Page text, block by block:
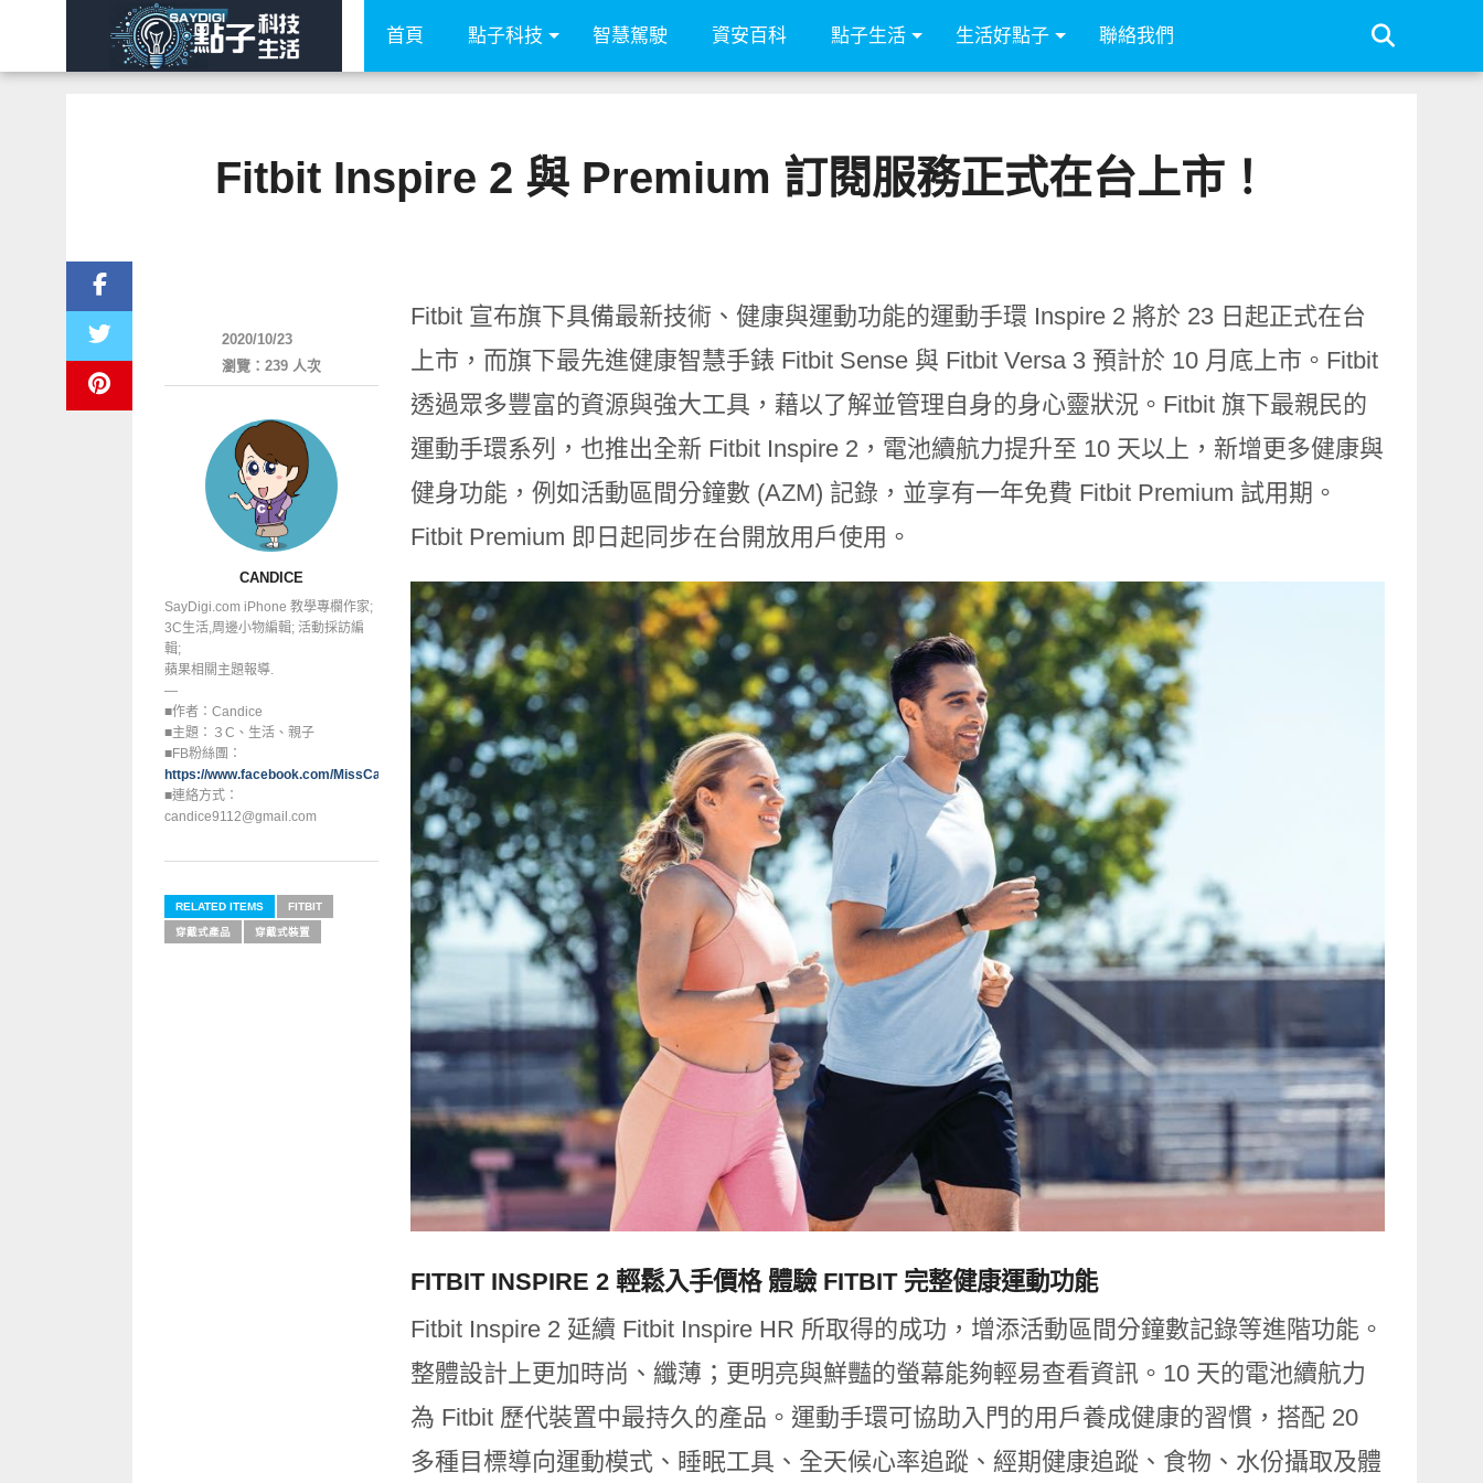
首頁 點子科技 智慧駕駛 資安百科 點子生活 生活好點子 聯絡我們
Fitbit Inspire 2 與 Premium 訂閱服務正式在台上市！
Fitbit 宣布旗下具備最新技術、健康與運動功能的運動手環 Inspire 2 將於 23 日起正式在台
上市，而旗下最先進健康智慧手錶 Fitbit Sense 與 Fitbit Versa 3 預計於 10 月底上市。Fitbit
透過眾多豐富的資源與強大工具，藉以了解並管理自身的身心靈狀況。Fitbit 旗下最親民的
運動手環系列，也推出全新 Fitbit Inspire 2，電池續航力提升至 10 天以上，新增更多健康與
健身功能，例如活動區間分鐘數 (AZM) 記錄，並享有一年免費 Fitbit Premium 試用期。
Fitbit Premium 即日起同步在台開放用戶使用。
FITBIT INSPIRE 2 輕鬆入手價格 體驗 FITBIT 完整健康運動功能
Fitbit Inspire 2 延續 Fitbit Inspire HR 所取得的成功，增添活動區間分鐘數記錄等進階功能。
整體設計上更加時尚、纖薄；更明亮與鮮豔的螢幕能夠輕易查看資訊。10 天的電池續航力
為 Fitbit 歷代裝置中最持久的產品。運動手環可協助入門的用戶養成健康的習慣，搭配 20
多種目標導向運動模式、睡眠工具、全天候心率追蹤、經期健康追蹤、食物、水份攝取及體
2020/10/23
瀏覽：239 人次
CANDICE
SayDigi.com iPhone 教學專欄作家;
3C生活,周邊小物編輯; 活動採訪編
輯;
蘋果相關主題報導.
—
■作者：Candice
■主題：３C、生活、親子
■FB粉絲團：
https://www.facebook.com/MissCandice112
■連絡方式：
candice9112@gmail.com
RELATED ITEMS FITBIT
穿戴式產品 穿戴式裝置